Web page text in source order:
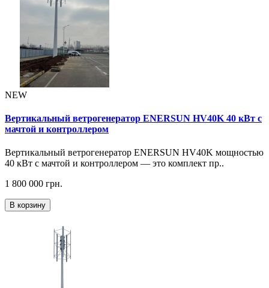
NEW
Вертикальный ветрогенератор ENERSUN HV40K 40 кВт с
мачтой и контроллером
Вертикальный ветрогенератор ENERSUN HV40K мощностью
40 кВт с мачтой и контроллером — это комплект пр..
1 800 000 грн.
В корзину